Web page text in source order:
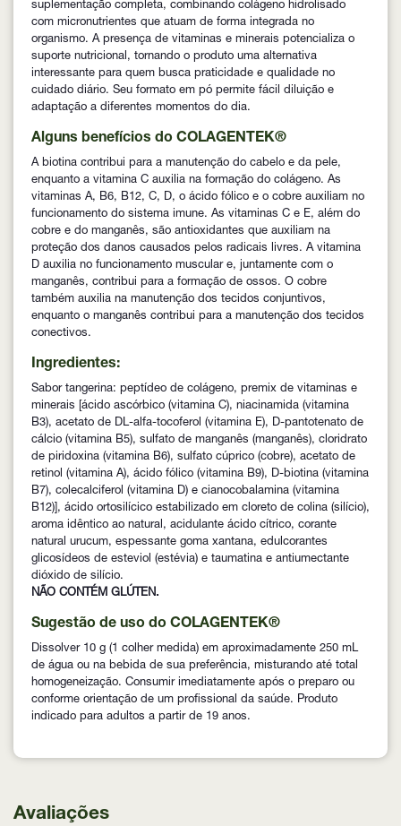
suplementação completa, combinando colágeno hidrolisado
com micronutrientes que atuam de forma integrada no
organismo. A presença de vitaminas e minerais potencializa o
suporte nutricional, tornando o produto uma alternativa
interessante para quem busca praticidade e qualidade no
cuidado diário. Seu formato em pó permite fácil diluição e
adaptação a diferentes momentos do dia.
Alguns benefícios do COLAGENTEK®
A biotina contribui para a manutenção do cabelo e da pele,
enquanto a vitamina C auxilia na formação do colágeno. As
vitaminas A, B6, B12, C, D, o ácido fólico e o cobre auxiliam no
funcionamento do sistema imune. As vitaminas C e E, além do
cobre e do manganês, são antioxidantes que auxiliam na
proteção dos danos causados pelos radicais livres. A vitamina
D auxilia no funcionamento muscular e, juntamente com o
manganês, contribui para a formação de ossos. O cobre
também auxilia na manutenção dos tecidos conjuntivos,
enquanto o manganês contribui para a manutenção dos tecidos
conectivos.
Ingredientes:
Sabor tangerina: peptídeo de colágeno, premix de vitaminas e
minerais [ácido ascórbico (vitamina C), niacinamida (vitamina
B3), acetato de DL-alfa-tocoferol (vitamina E), D-pantotenato de
cálcio (vitamina B5), sulfato de manganês (manganês), cloridrato
de piridoxina (vitamina B6), sulfato cúprico (cobre), acetato de
retinol (vitamina A), ácido fólico (vitamina B9), D-biotina (vitamina
B7), colecalciferol (vitamina D) e cianocobalamina (vitamina
B12)], ácido ortosilícico estabilizado em cloreto de colina (silício),
aroma idêntico ao natural, acidulante ácido cítrico, corante
natural urucum, espessante goma xantana, edulcorantes
glicosídeos de esteviol (estévia) e taumatina e antiumectante
dióxido de silício.
NÃO CONTÉM GLÚTEN.
Sugestão de uso do COLAGENTEK®
Dissolver 10 g (1 colher medida) em aproximadamente 250 mL
de água ou na bebida de sua preferência, misturando até total
homogeneização. Consumir imediatamente após o preparo ou
conforme orientação de um profissional da saúde. Produto
indicado para adultos a partir de 19 anos.
Avaliações